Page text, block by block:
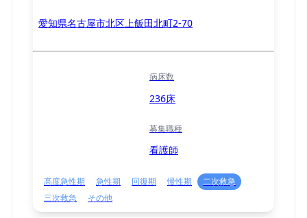
愛知県名古屋市北区上飯田北町2-70
病床数
236床
募集職種
看護師
高度急性期 急性期 回復期 慢性期
二次救急
三次救急
その他